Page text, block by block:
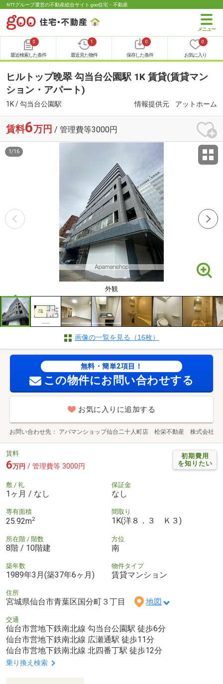
NTTグループ運営の不動産総合サイト goo住宅・不動産
0
最近検索した条件
1
最近見た物件
0
保存した条件
0
お気に入り
ヒルトップ晩翠 勾当台公園駅 1K 賃貸(賃貸マン
ション・アパート)
1K / 勾当台公園駅 情報提供元 アットホーム
賃料6万円 / 管理費等3000円
外観
1 /16
画像の一覧を見る（16枚）
無料・簡単2項目！
この物件にお問い合わせする
お気に入りに追加する
お問い合わせ先 アパマンショップ仙台二十人町店 松栄不動産 株式会社
初期費用
を知りたい
賃料
6万円 / 管理費等 3000円
敷 / 礼
1ヶ月 / なし
保証金
なし
専有面積
25.92m2
間取り
1K(洋８．３ Ｋ３)
所在階 / 階数
8階 / 10階建
方位
南
築年数
1989年3月(築37年6ヶ月)
物件タイプ
賃貸マンション
住所
宮城県仙台市青葉区国分町３丁目 地図
交通
仙台市営地下鉄南北線 勾当台公園駅 徒歩6分
仙台市営地下鉄南北線 広瀬通駅 徒歩11分
仙台市営地下鉄南北線 北四番丁駅 徒歩12分
乗り換え検索